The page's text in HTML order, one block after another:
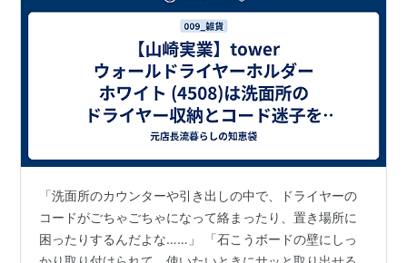
「洗面所のカウンターや引き出しの中で、ドライヤーの
コードがごちゃごちゃになって絡まったり、置き場所に
困ったりするんだよな……」 「石こうボードの壁にしっ